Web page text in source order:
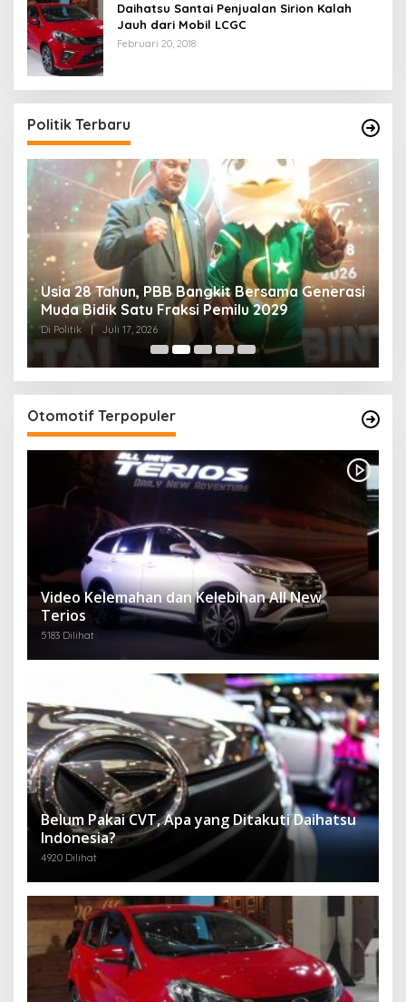
Daihatsu Santai Penjualan Sirion Kalah
Jauh dari Mobil LCGC
Februari 20, 2018
Politik Terbaru
Usia 28 Tahun, PBB Bangkit Bersama Generasi
Muda Bidik Satu Fraksi Pemilu 2029
Di Politik | Juli 17, 2026
Otomotif Terpopuler
Video Kelemahan dan Kelebihan All New
Terios
5183 Dilihat
Belum Pakai CVT, Apa yang Ditakuti Daihatsu
Indonesia?
4920 Dilihat